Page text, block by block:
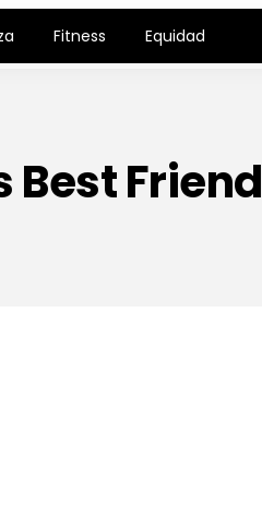
Fitness Equidad
Best Friend